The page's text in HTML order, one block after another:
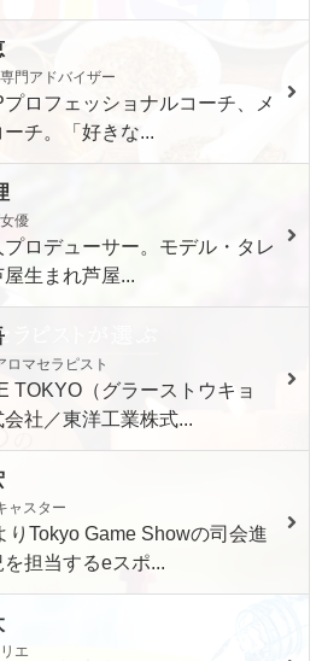
門アドバイザー
ロフェッショナルコーチ、メ
ーチ。「好きな...
優
ロデューサー。モデル・タレ
屋生まれ芦屋...
ロマセラピスト
TOKYO（グラーストウキョ
会社／東洋工業株式...
ャスター
りTokyo Game Showの司会進
担当するeスポ...
エ